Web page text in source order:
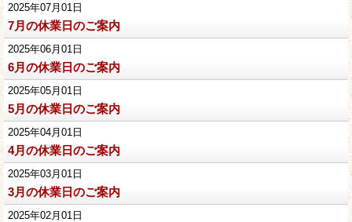
2025年07月01日
7月の休業日のご案内
2025年06月01日
6月の休業日のご案内
2025年05月01日
5月の休業日のご案内
2025年04月01日
4月の休業日のご案内
2025年03月01日
3月の休業日のご案内
2025年02月01日